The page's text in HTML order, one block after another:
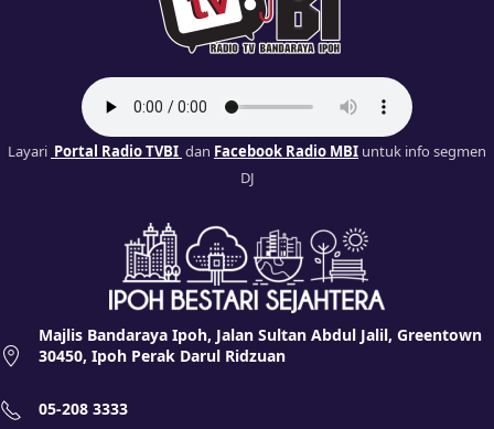
Layari Portal Radio TVBI dan Facebook Radio MBI untuk info segmen
DJ
Majlis Bandaraya Ipoh, Jalan Sultan Abdul Jalil, Greentown
30450, Ipoh Perak Darul Ridzuan
05-208 3333